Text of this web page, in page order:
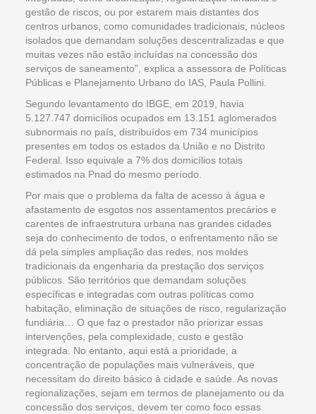
gestão de riscos, ou por estarem mais distantes dos
centros urbanos, como comunidades tradicionais, núcleos
isolados que demandam soluções descentralizadas e que
muitas vezes não estão incluídas na concessão dos
serviços de saneamento”, explica a assessora de Políticas
Públicas e Planejamento Urbano do IAS, Paula Pollini.
Segundo levantamento do IBGE, em 2019, havia
5.127.747 domicílios ocupados em 13.151 aglomerados
subnormais no país, distribuídos em 734 municípios
presentes em todos os estados da União e no Distrito
Federal. Isso equivale a 7% dos domicílios totais
estimados na Pnad do mesmo período.
Por mais que o problema da falta de acesso à água e
afastamento de esgotos nos assentamentos precários e
carentes de infraestrutura urbana nas grandes cidades
seja do conhecimento de todos, o enfrentamento não se
dá pela simples ampliação das redes, nos moldes
tradicionais da engenharia da prestação dos serviços
públicos. São territórios que demandam soluções
específicas e integradas com outras políticas como
habitação, eliminação de situações de risco, regularização
fundiária… O que faz o prestador não priorizar essas
intervenções, pela complexidade, custo e gestão
integrada. No entanto, aqui está a prioridade, a
concentração de populações mais vulneráveis, que
necessitam do direito básico à cidade e saúde. As novas
regionalizações, sejam em termos de planejamento ou da
concessão dos serviços, devem ter como foco essas